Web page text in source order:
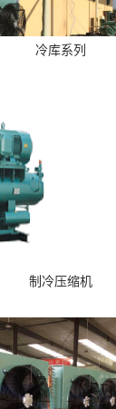
冷库系列
制冷压缩机